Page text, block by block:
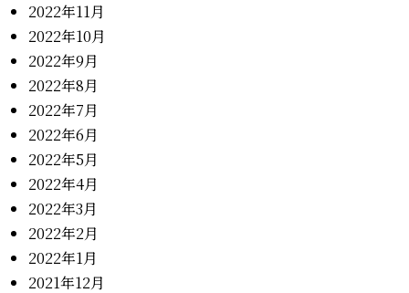
2022年11月
2022年10月
2022年9月
2022年8月
2022年7月
2022年6月
2022年5月
2022年4月
2022年3月
2022年2月
2022年1月
2021年12月